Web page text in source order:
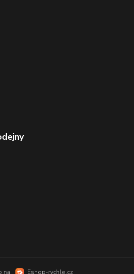
na Eshop-rychle.cz